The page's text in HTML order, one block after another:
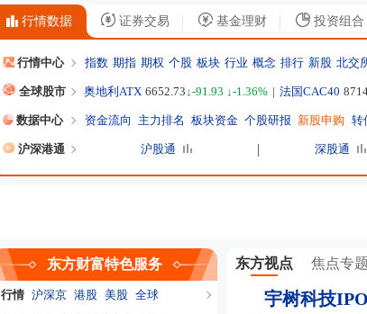
行情数据 证券交易 基金理财 投资组合
行情中心 指数 期指 期权 个股 板块 行业 概念 排行 新股 北交
全球股市 奥地利ATX 6652.73↓-91.93 ↓-1.36% | 法国CAC40
数据中心 资金流向 主力排名 板块资金 个股研报 新股申购 转
沪深港通 沪股通 深股通
东方财富特色服务
行情 沪深京 港股 美股 全球
东方视点 焦点专题
宇树科技